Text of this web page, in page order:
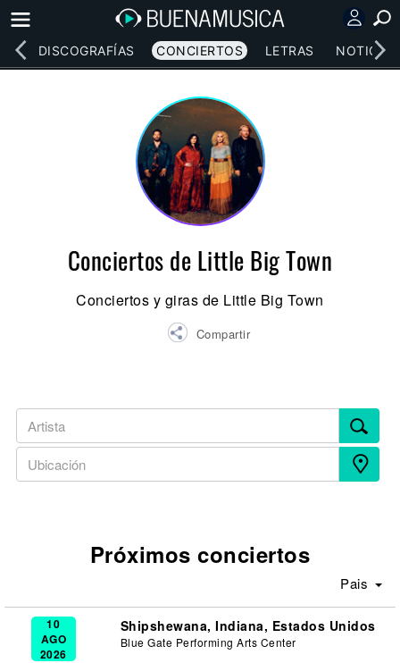
DISCOGRAFÍAS CONCIERTOS LETRAS NOTICIAS
Conciertos de Little Big Town
Conciertos y giras de Little Big Town
Compartir
Próximos conciertos
Pais
10
AGO
2026
Shipshewana, Indiana, Estados Unidos
Blue Gate Performing Arts Center